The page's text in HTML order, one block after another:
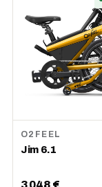
O2FEEL
Jim 6.1
3 048 €